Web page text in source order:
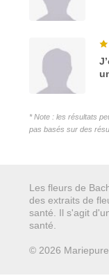
* Note : les résultats
pas basés sur des
Les fleurs de
des extraits de
santé. Il s'agit
santé.
© 2026